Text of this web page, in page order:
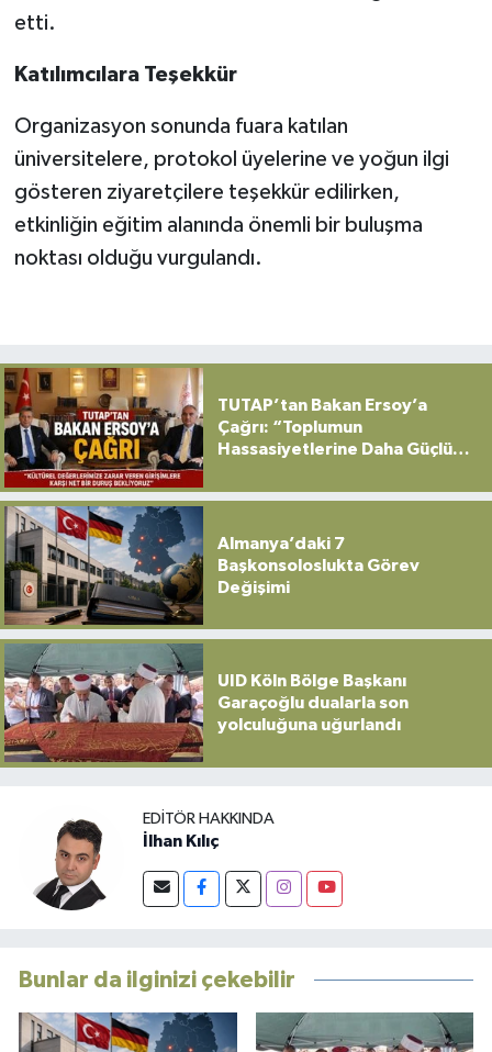
etti.
Katılımcılara Teşekkür
Organizasyon sonunda fuara katılan
üniversitelere, protokol üyelerine ve yoğun ilgi
gösteren ziyaretçilere teşekkür edilirken,
etkinliğin eğitim alanında önemli bir buluşma
noktası olduğu vurgulandı.
TUTAP’tan Bakan Ersoy’a
Çağrı: “Toplumun
Hassasiyetlerine Daha Güçlü
Almanya’daki 7
Başkonsoloslukta Görev
Değişimi
UID Köln Bölge Başkanı
Garaçoğlu dualarla son
yolculuğuna uğurlandı
EDITÖR HAKKINDA
İlhan Kılıç
Bunlar da ilginizi çekebilir